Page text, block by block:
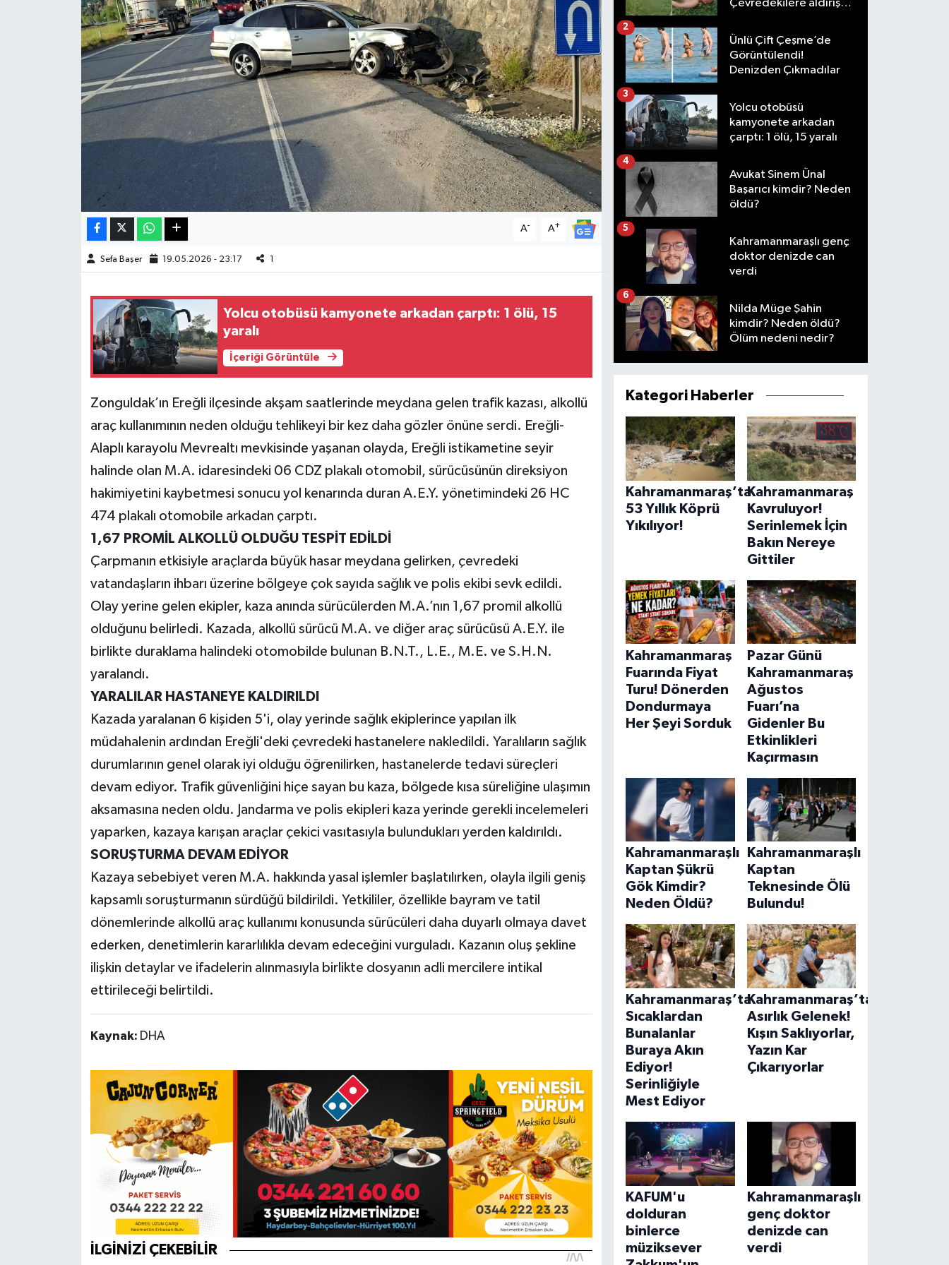
A- A+
Sefa Başer 19.05.2026 - 23:17 1
Yolcu otobüsü kamyonete arkadan çarptı: 1 ölü, 15
yaralı
İçeriği Görüntüle
Zonguldak’ın Ereğli ilçesinde akşam saatlerinde meydana gelen trafik kazası, alkollü
araç kullanımının neden olduğu tehlikeyi bir kez daha gözler önüne serdi. Ereğli-
Alaplı karayolu Mevrealtı mevkisinde yaşanan olayda, Ereğli istikametine seyir
halinde olan M.A. idaresindeki 06 CDZ plakalı otomobil, sürücüsünün direksiyon
hakimiyetini kaybetmesi sonucu yol kenarında duran A.E.Y. yönetimindeki 26 HC
474 plakalı otomobile arkadan çarptı.
1,67 PROMİL ALKOLLÜ OLDUĞU TESPİT EDİLDİ
Çarpmanın etkisiyle araçlarda büyük hasar meydana gelirken, çevredeki
vatandaşların ihbarı üzerine bölgeye çok sayıda sağlık ve polis ekibi sevk edildi.
Olay yerine gelen ekipler, kaza anında sürücülerden M.A.’nın 1,67 promil alkollü
olduğunu belirledi. Kazada, alkollü sürücü M.A. ve diğer araç sürücüsü A.E.Y. ile
birlikte duraklama halindeki otomobilde bulunan B.N.T., L.E., M.E. ve S.H.N.
yaralandı.
YARALILAR HASTANEYE KALDIRILDI
Kazada yaralanan 6 kişiden 5'i, olay yerinde sağlık ekiplerince yapılan ilk
müdahalenin ardından Ereğli'deki çevredeki hastanelere nakledildi. Yaralıların sağlık
durumlarının genel olarak iyi olduğu öğrenilirken, hastanelerde tedavi süreçleri
devam ediyor. Trafik güvenliğini hiçe sayan bu kaza, bölgede kısa süreliğine ulaşımın
aksamasına neden oldu. Jandarma ve polis ekipleri kaza yerinde gerekli incelemeleri
yaparken, kazaya karışan araçlar çekici vasıtasıyla bulundukları yerden kaldırıldı.
SORUŞTURMA DEVAM EDİYOR
Kazaya sebebiyet veren M.A. hakkında yasal işlemler başlatılırken, olayla ilgili geniş
kapsamlı soruşturmanın sürdüğü bildirildi. Yetkililer, özellikle bayram ve tatil
dönemlerinde alkollü araç kullanımı konusunda sürücüleri daha duyarlı olmaya davet
ederken, denetimlerin kararlılıkla devam edeceğini vurguladı. Kazanın oluş şekline
ilişkin detaylar ve ifadelerin alınmasıyla birlikte dosyanın adli mercilere intikal
ettirileceği belirtildi.
Kaynak: DHA
Çevredekilere aldırış
Ünlü Çift Çeşme’de
Görüntülendi!
Denizden Çıkmadılar
2
Yolcu otobüsü
kamyonete arkadan
çarptı: 1 ölü, 15 yaralı
3
Avukat Sinem Ünal
Başarıcı kimdir? Neden
öldü?
4
Kahramanmaraşlı genç
doktor denizde can
verdi
5
Nilda Müge Şahin
kimdir? Neden öldü?
Ölüm nedeni nedir?
6
Kategori Haberler
Kahramanmaraş’ta
53 Yıllık Köprü
Yıkılıyor!
Kahramanmaraş
Kavruluyor!
Serinlemek İçin
Bakın Nereye
Gittiler
Kahramanmaraş
Fuarında Fiyat
Turu! Dönerden
Dondurmaya
Her Şeyi Sorduk
Pazar Günü
Kahramanmaraş
Ağustos
Fuarı’na
Gidenler Bu
Etkinlikleri
Kaçırmasın
Kahramanmaraşlı
Kaptan Şükrü
Gök Kimdir?
Neden Öldü?
Kahramanmaraşlı
Kaptan
Teknesinde Ölü
Bulundu!
Kahramanmaraş’ta
Sıcaklardan
Bunalanlar
Buraya Akın
Ediyor!
Serinliğiyle
Mest Ediyor
Kahramanmaraş’ta
Asırlık Gelenek!
Kışın Saklıyorlar,
Yazın Kar
Çıkarıyorlar
KAFUM'u
dolduran
binlerce
müziksever
Kahramanmaraşlı
genç doktor
denizde can
verdi
Haberde İnsan
Kültür Sanat
Magazin
Manşet Altı
Manşetler
KAHRAMANMARAŞ